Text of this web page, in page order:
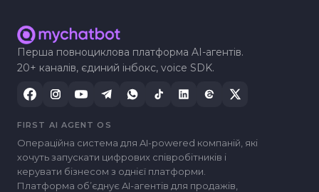
Перша повноциклова платформа AI-агентів.
20+ каналів, єдиний інбокс, voice SDK.
FIRST AI AGENT OS
Операційна система для AI-powered компаній, які
хочуть запускати цифрових співробітників і
керувати бізнесом з однієї платформи.
Платформа обʼєднує AI-агентів для продажів,